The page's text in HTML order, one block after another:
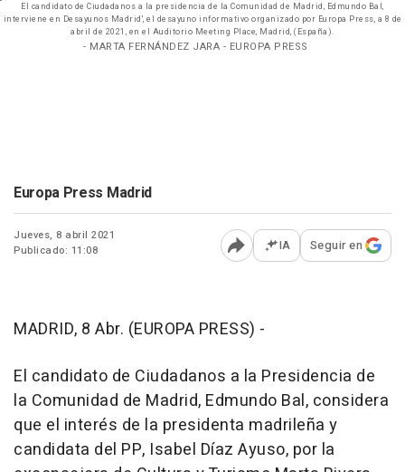
El candidato de Ciudadanos a la presidencia de la Comunidad de Madrid, Edmundo Bal,
interviene en Desayunos Madrid', el desayuno informativo organizado por Europa Press, a 8 de
abril de 2021, en el Auditorio Meeting Place, Madrid, (España).
- MARTA FERNÁNDEZ JARA - EUROPA PRESS
Europa Press Madrid
Jueves, 8 abril 2021
Publicado: 11:08
Abrir opciones para
IA Seguir en
MADRID, 8 Abr. (EUROPA PRESS) -
El candidato de Ciudadanos a la Presidencia de
la Comunidad de Madrid, Edmundo Bal, considera
que el interés de la presidenta madrileña y
candidata del PP, Isabel Díaz Ayuso, por la